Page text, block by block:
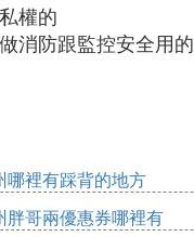
權的
消防跟監控安全用的
哪裡有踩背的地方
胖哥兩優惠券哪裡有